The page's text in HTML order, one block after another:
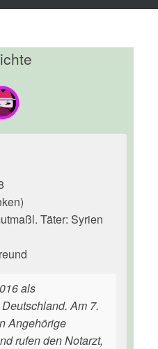
Täter: Syrien
als
Am 7.
Angehörige
rufen den Notarzt,